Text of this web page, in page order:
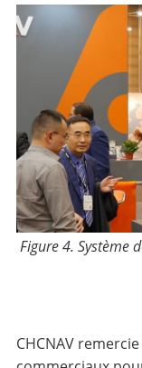
Figure 4. Système
CHCNAV